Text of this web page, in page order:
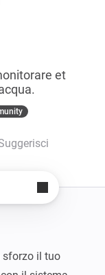
et
sforzo il tuo